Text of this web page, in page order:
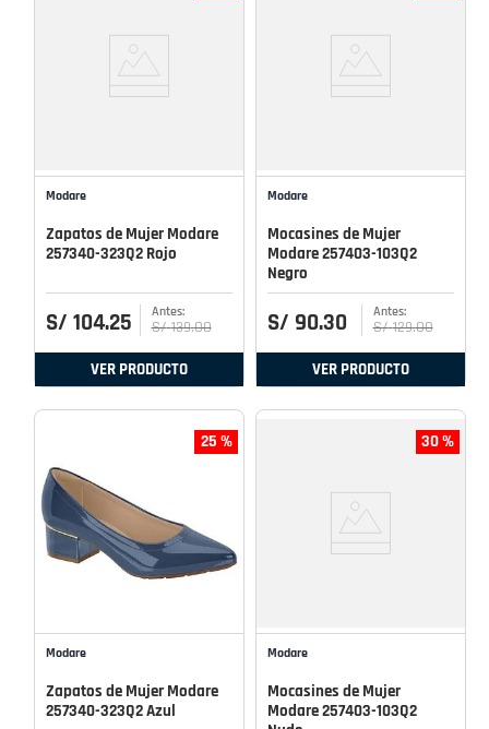
Modare
Zapatos de Mujer Modare
257340-323Q2 Rojo
S/ 104.25 S/ 139.00
VER PRODUCTO
Modare
Mocasines de Mujer
Modare 257403-103Q2
Negro
S/ 90.30 S/ 129.00
VER PRODUCTO
25 %
Modare
Zapatos de Mujer Modare
257340-323Q2 Azul
30 %
Modare
Mocasines de Mujer
Modare 257403-103Q2